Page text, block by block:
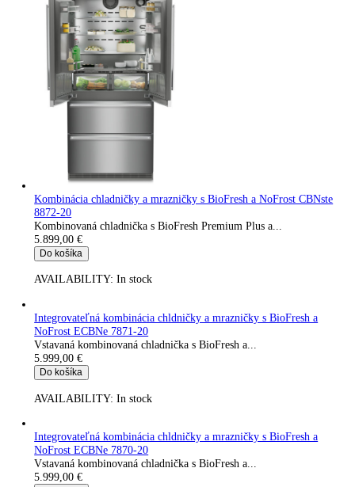
Integrovateľná mraznička s funkciami NoFrost a AutoDoor
5188-22
Integrovateľná mraznička s NoFrost a...
3.999,00€
Do košíka
AVAILABILITY:In stock
Kombinácia Side-by-Side XRCsd 5255-22
4.699,00€
AVAILABILITY:
Kombinácia Side-by-Side XRFbs 5295-22
Kombinácia...
AVAILABILITY:In stock
Kombinácia Side-by-Side XRFst 5295-22
4.999,00€
AVAILABILITY:In stock